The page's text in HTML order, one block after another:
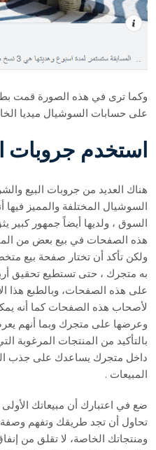
وكما ترى في هذه الصورة قمت
على حسابات السوشيال ميديا
استخدم جروبات
هناك العديد من جروبات البيع
السوشيال المختلفة والمميز فيها
السوق ، ولديها أيضاً جمهور كبير
هذه الصفحات في بيع بعض من
ولكن تأكد أن تختار صفحة بيع
به متجرك ، حتى تستطيع تحقيق
على هذه الصفحات، وبالطبع هذا
لأصحاب هذه الصفحات كما أنه
وعرضها على متجرك وبما أنهم
بالتأكيد من المنتجات المرغوبة
داخل متجرك يساعدك على جذب
المبيعات .
ضع في اعتبارك أن مبيعاتك
تحاول أن تجد طريقك وتفهم
ومنتجاتك الخاصة، لا تقلق من